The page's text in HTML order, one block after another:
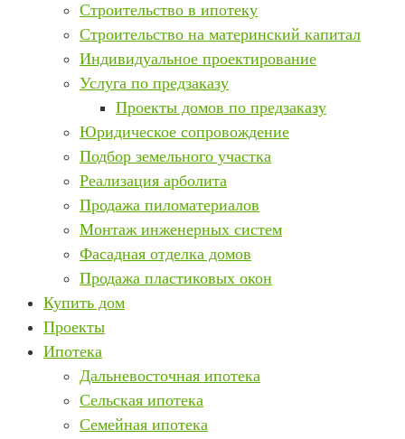
Строительство в ипотеку
Строительство на материнский капитал
Индивидуальное проектирование
Услуга по предзаказу
Проекты домов по предзаказу
Юридическое сопровождение
Подбор земельного участка
Реализация арболита
Продажа пиломатериалов
Монтаж инженерных систем
Фасадная отделка домов
Продажа пластиковых окон
Купить дом
Проекты
Ипотека
Дальневосточная ипотека
Сельская ипотека
Семейная ипотека